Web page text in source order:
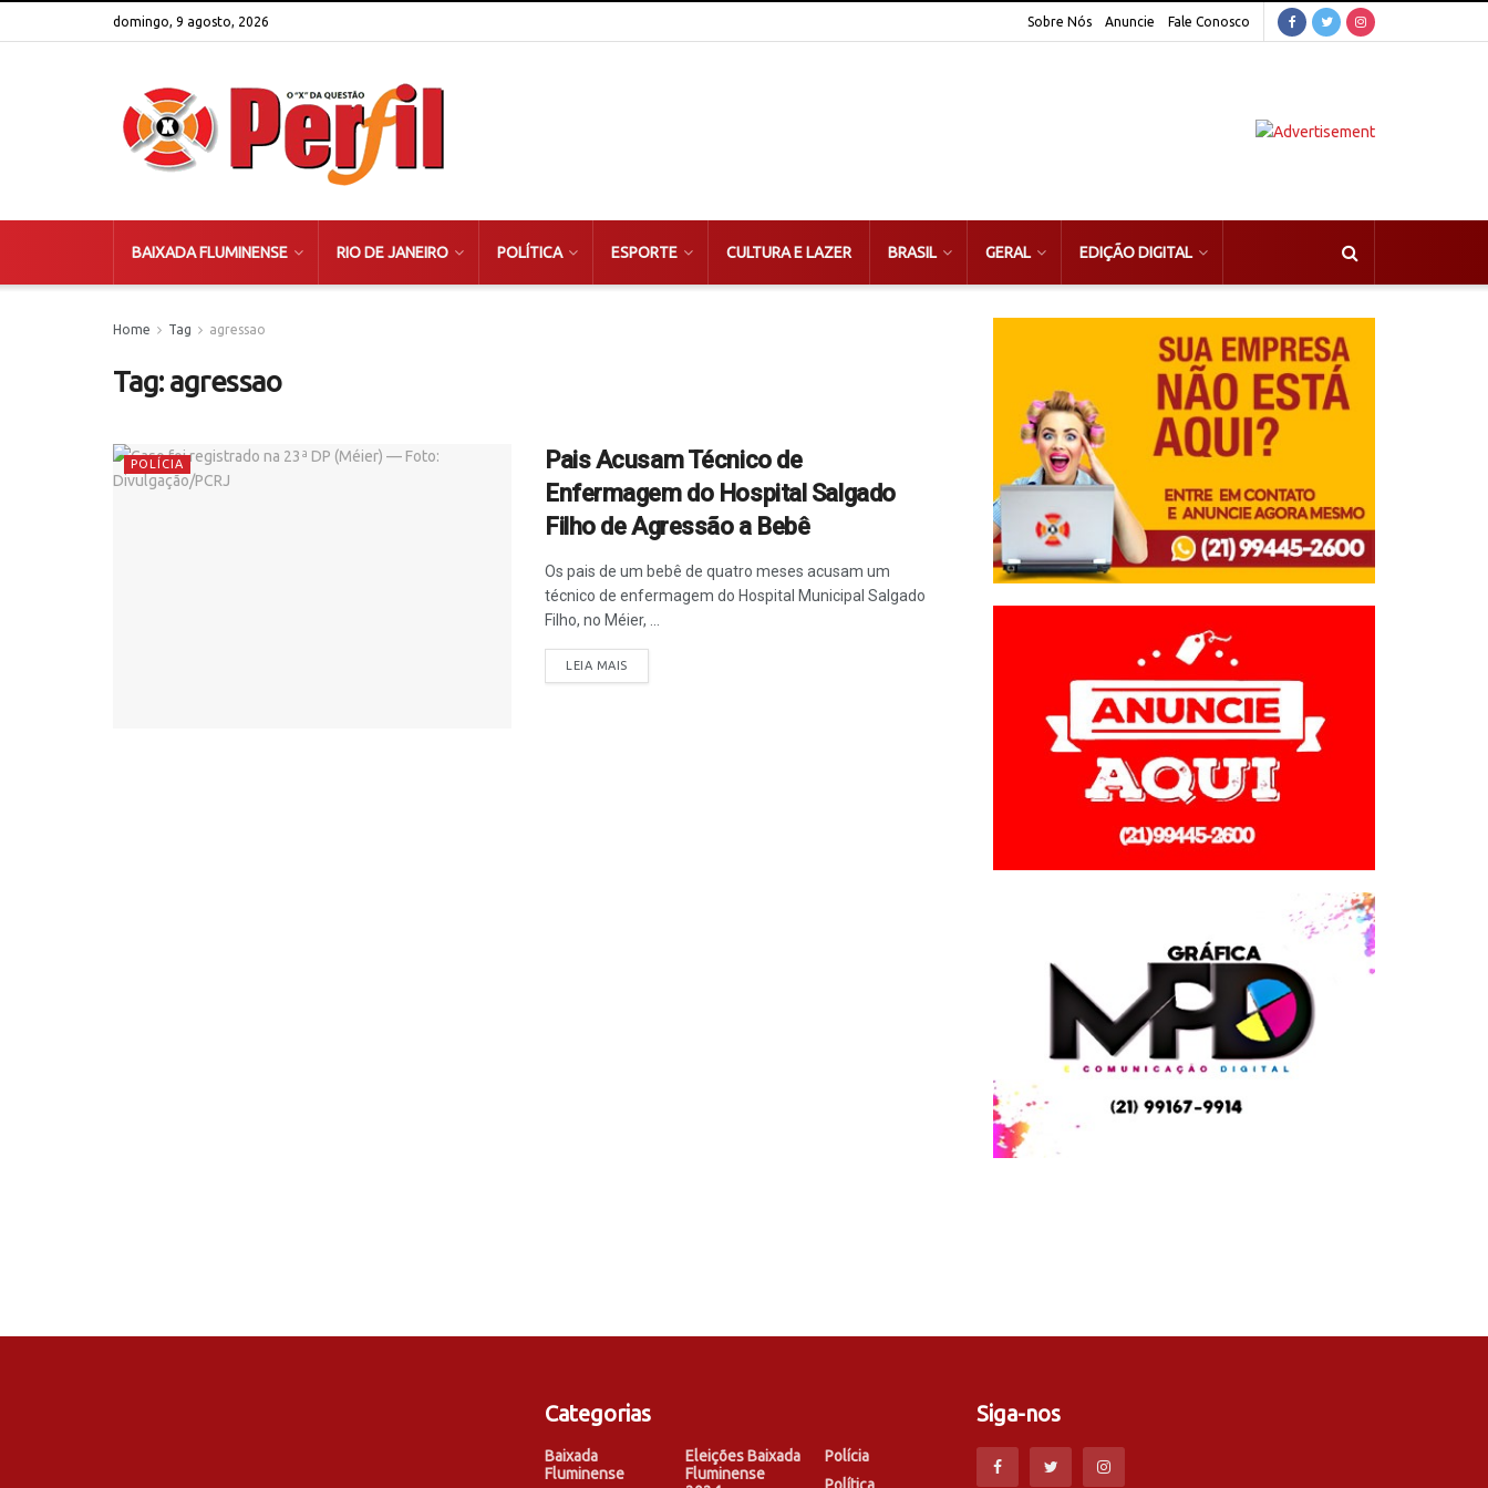
domingo, 9 agosto, 2026 Sobre Nós Anuncie Fale Conosco
BAIXADA FLUMINENSE RIO DE JANEIRO POLÍTICA ESPORTE CULTURA E LAZER BRASIL GERAL EDIÇÃO DIGITAL
Home Tag agressao
Tag: agressao
POLÍCIA
Pais Acusam Técnico de
Enfermagem do Hospital Salgado
Filho de Agressão a Bebê
Os pais de um bebê de quatro meses acusam um
técnico de enfermagem do Hospital Municipal Salgado
Filho, no Méier, ...
LEIA MAIS
Categorias
Baixada
Fluminense
Eleições Baixada
Fluminense
Polícia
Política
Siga-nos